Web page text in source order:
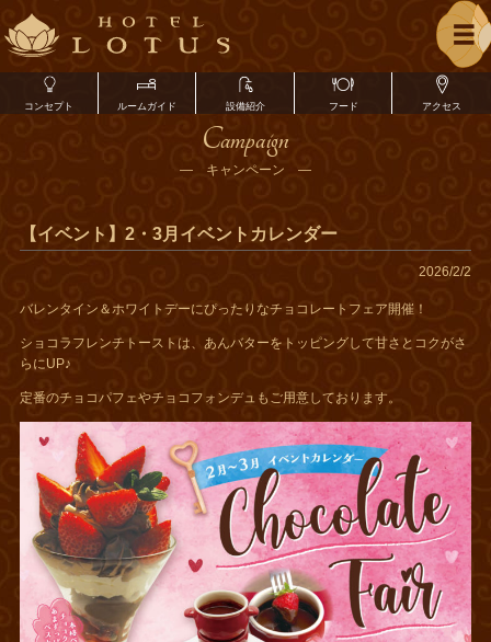
コンセプト ルームガイド 設備紹介 フード アクセス
Campaign
― キャンペーン ―
【イベント】2・3月イベントカレンダー
2026/2/2
バレンタイン＆ホワイトデーにぴったりなチョコレートフェア開催！
ショコラフレンチトーストは、あんバターをトッピングして甘さとコクがさ
らにUP♪
定番のチョコパフェやチョコフォンデュもご用意しております。